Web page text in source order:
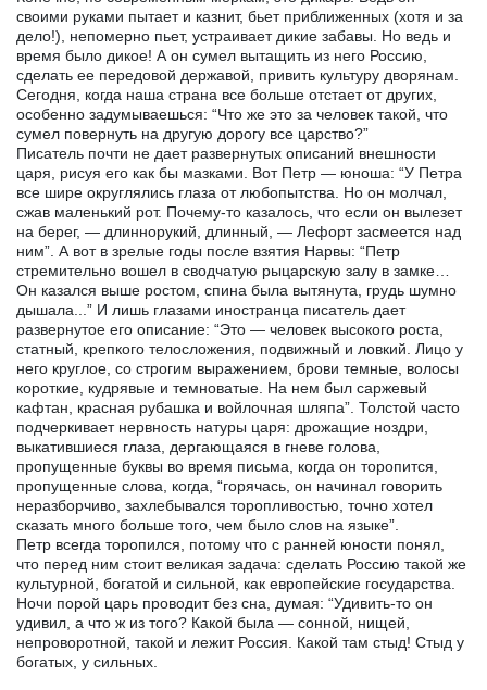
своими руками пытает и казнит, бьет приближенных (хотя и за
дело!), непомерно пьет, устраивает дикие забавы. Но ведь и
время было дикое! А он сумел вытащить из него Россию,
сделать ее передовой державой, привить культуру дворянам.
Сегодня, когда наша страна все больше отстает от других,
особенно задумываешься: “Что же это за человек такой, что
сумел повернуть на другую дорогу все царство?”
Писатель почти не дает развернутых описаний внешности
царя, рисуя его как бы мазками. Вот Петр — юноша: “У Петра
все шире округлялись глаза от любопытства. Но он молчал,
сжав маленький рот. Почему-то казалось, что если он вылезет
на берег, — длиннорукий, длинный, — Лефорт засмеется над
ним”. А вот в зрелые годы после взятия Нарвы: “Петр
стремительно вошел в сводчатую рыцарскую залу в замке…
Он казался выше ростом, спина была вытянута, грудь шумно
дышала...” И лишь глазами иностранца писатель дает
развернутое его описание: “Это — человек высокого роста,
статный, крепкого телосложения, подвижный и ловкий. Лицо у
него круглое, со строгим выражением, брови темные, волосы
короткие, кудрявые и темноватые. На нем был саржевый
кафтан, красная рубашка и войлочная шляпа”. Толстой часто
подчеркивает нервность натуры царя: дрожащие ноздри,
выкатившиеся глаза, дергающаяся в гневе голова,
пропущенные буквы во время письма, когда он торопится,
пропущенные слова, когда, “горячась, он начинал говорить
неразборчиво, захлебывался торопливостью, точно хотел
сказать много больше того, чем было слов на языке”.
Петр всегда торопился, потому что с ранней юности понял,
что перед ним стоит великая задача: сделать Россию такой же
культурной, богатой и сильной, как европейские государства.
Ночи порой царь проводит без сна, думая: “Удивить-то он
удивил, а что ж из того? Какой была — сонной, нищей,
непроворотной, такой и лежит Россия. Какой там стыд! Стыд у
богатых, у сильных.